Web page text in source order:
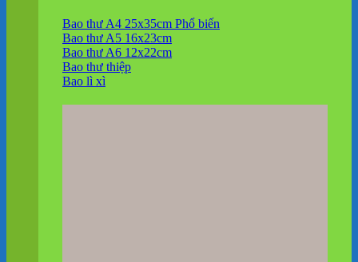
Bao thư A4 25x35cm
Bao thư A5 16x23cm
Bao thư A6 12x22cm
Bao thư thiệp
Bao lì xì